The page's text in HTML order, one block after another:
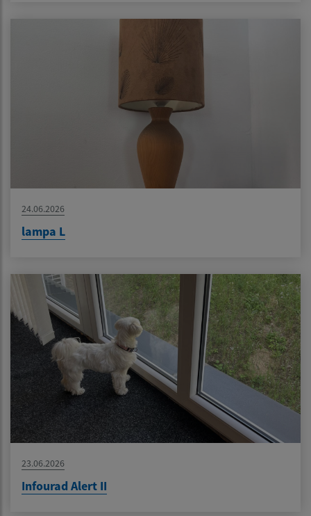
24.06.2026
lampa L
23.06.2026
Infourad Alert II